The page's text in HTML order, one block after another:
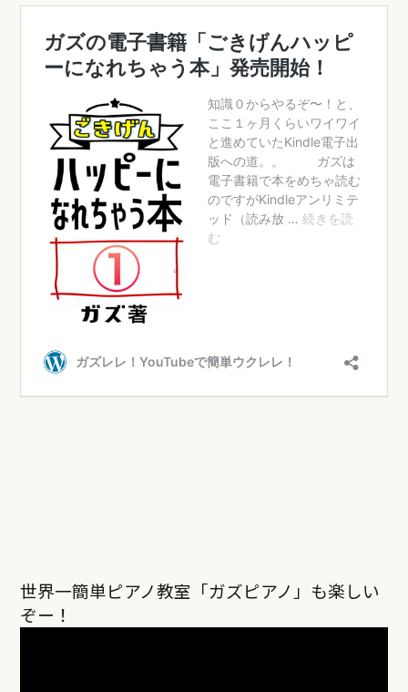
世界一簡単ピアノ教室「ガズピアノ」も楽しい
ぞー！